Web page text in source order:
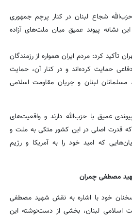
شجاع لبنان در کنار پرچم جمهوری
نشانه پیوند عمیق میان ملت‌های آزاده
تأکید کرد: مردم ایران همواره از رزمندگان
حمایت کرده‌اند و در کنار آن، حمایت
مسلمانان لبنان و جریان مقاومت اسلامی
عمیق با حزب‌الله دارند و واقعیت‌های
قدرت اصلی در این کشور متکی به ملت و
که امید خود را به آمریکا و رژیم
مصطفی چمران
خود با اشاره به نقش شهید مصطفی
اسلامی لبنان، بخشی از دست‌نوشته این